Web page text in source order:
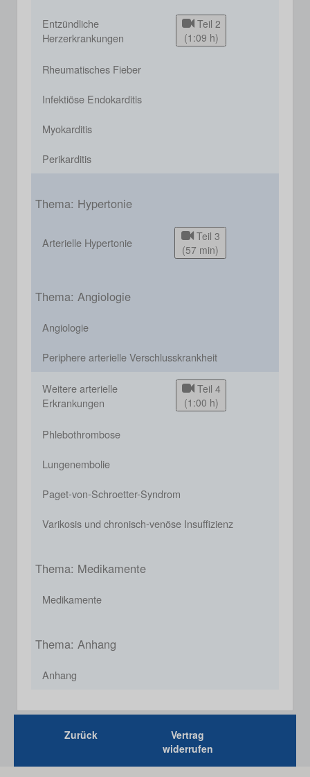
Entzündliche
Herzerkrankungen
Teil 2
(1:09 h)
Rheumatisches Fieber
Infektiöse Endokarditis
Myokarditis
Perikarditis
Thema: Hypertonie
Arterielle Hypertonie
Teil 3
(57 min)
Thema: Angiologie
Angiologie
Periphere arterielle Verschlusskrankheit
Weitere arterielle
Erkrankungen
Teil 4
(1:00 h)
Phlebothrombose
Lungenembolie
Paget-von-Schroetter-Syndrom
Varikosis und chronisch-venöse Insuffizienz
Thema: Medikamente
Medikamente
Thema: Anhang
Anhang
Zurück
Vertrag
widerrufen